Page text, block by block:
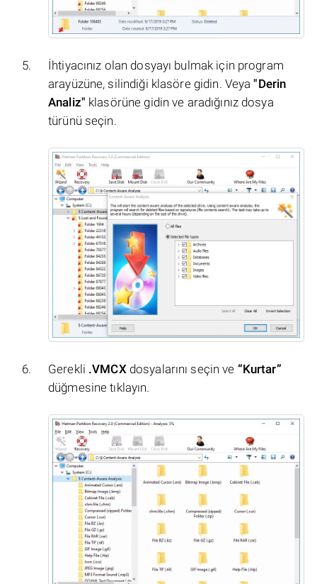
İhtiyacınız olan dosyayı bulmak için program
arayüzüne, silindiği klasöre gidin. Veya"Derin
Analiz" klasörüne gidin ve aradığınız dosya
türünü seçin.
Gerekli .VMCXdosyalarını seçin ve “Kurtar”
düğmesine tıklayın.